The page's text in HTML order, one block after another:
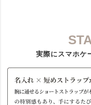
実際にスマホケ